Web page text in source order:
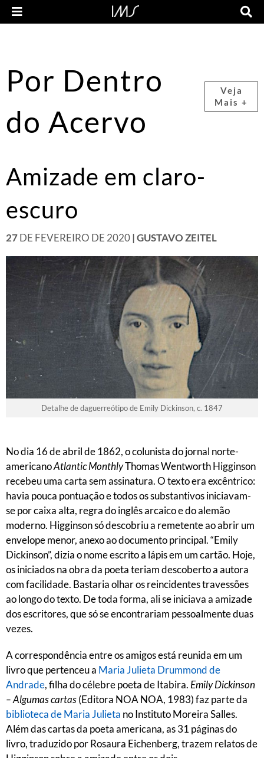
Por Dentro
do Acervo
Veja
Mais +
Amizade em claro-
escuro
27DE FEVEREIRO DE 2020| GUSTAVO ZEITEL
Detalhe de daguerreótipo de Emily Dickinson, c. 1847
No dia 16 de abril de 1862, o colunista do jornal norte-
americanoAtlantic MonthlyThomas Wentworth Higginson
recebeu uma carta sem assinatura. O texto era excêntrico:
havia pouca pontuação e todos os substantivos iniciavam-
se por caixa alta, regra do inglês arcaico e do alemão
moderno. Higginson só descobriu a remetente ao abrir um
envelope menor, anexo ao documento principal. “Emily
Dickinson”, dizia o nome escrito a lápis em um cartão. Hoje,
os iniciados na obra da poeta teriam descoberto a autora
com facilidade. Bastaria olhar os reincidentes travessões
ao longo do texto. De toda forma, ali se iniciava a amizade
dos escritores, que só se encontrariam pessoalmente duas
vezes.
A correspondência entre os amigos está reunida em um
livro que pertenceu a Maria Julieta Drummond de
Andrade, filha do célebre poeta de Itabira. Emily Dickinson
– Algumas cartas(Editora NOA NOA, 1983) faz parte da
biblioteca de Maria Julieta no Instituto Moreira Salles.
Além das cartas da poeta americana, as 31 páginas do
livro, traduzido por Rosaura Eichenberg, trazem relatos de